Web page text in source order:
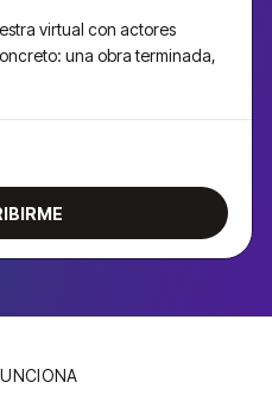
virtual con actores
una obra terminada,